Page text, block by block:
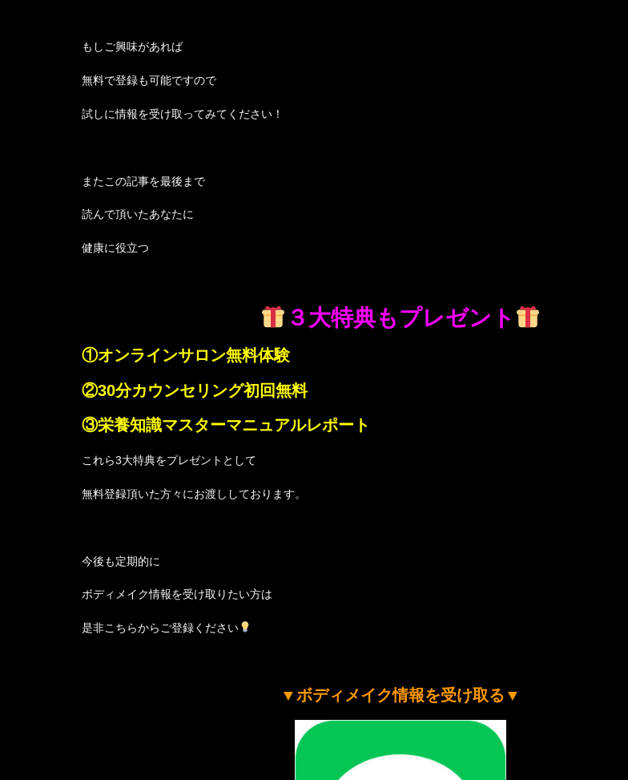
もしご興味があれば
無料で登録も可能ですので
試しに情報を受け取ってみてください！
またこの記事を最後まで
読んで頂いたあなたに
健康に役立つ
３大特典もプレゼント
①オンラインサロン無料体験
②30分カウンセリング初回無料
③栄養知識マスターマニュアルレポート
これら3大特典をプレゼントとして
無料登録頂いた方々にお渡ししております。
今後も定期的に
ボディメイク情報を受け取りたい方は
是非こちらからご登録ください
▼ボディメイク情報を受け取る ▼